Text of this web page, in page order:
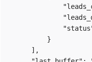
        }
    ],